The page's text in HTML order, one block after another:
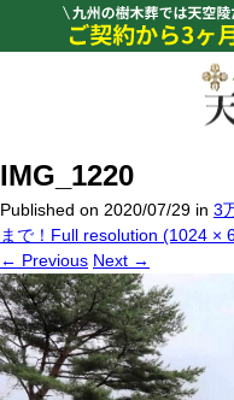
IMG_1220
Published on 2020/07/29 in 3
まで！ Full resolution (1024 ×
← Previous Next →